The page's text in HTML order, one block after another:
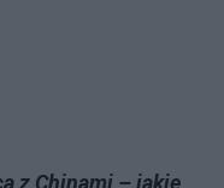
z Chinami – jakie